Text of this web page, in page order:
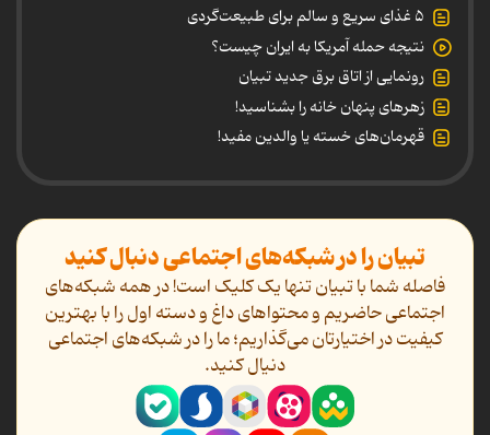
۵ غذای سریع و سالم برای طبیعت‌گردی
نتیجه حمله آمریکا به ایران چیست؟
رونمایی از اتاق برق جدید تبیان
زهرهای پنهان خانه را بشناسید!
قهرمان‌های خسته یا والدین مفید!
تبیان را در شبکه‌های اجتماعی دنبال کنید
فاصله شما با تبیان تنها یک کلیک است! در همه شبکه‌های
اجتماعی حاضریم و محتواهای داغ و دسته اول را با بهترین
کیفیت در اختیارتان می‌گذاریم؛ ما را در شبکه‌های اجتماعی
دنیال کنید.